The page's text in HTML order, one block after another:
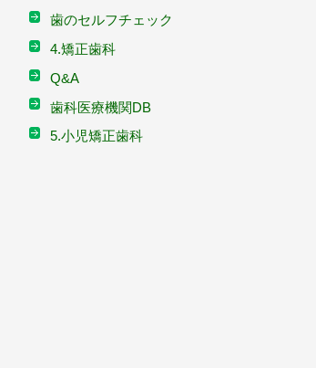
歯のセルフチェック
4.矯正歯科
Q&A
歯科医療機関DB
5.小児矯正歯科